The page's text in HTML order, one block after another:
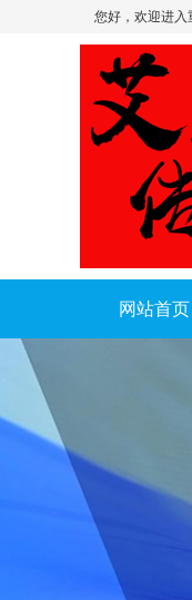
您好，欢迎进入
网站首页